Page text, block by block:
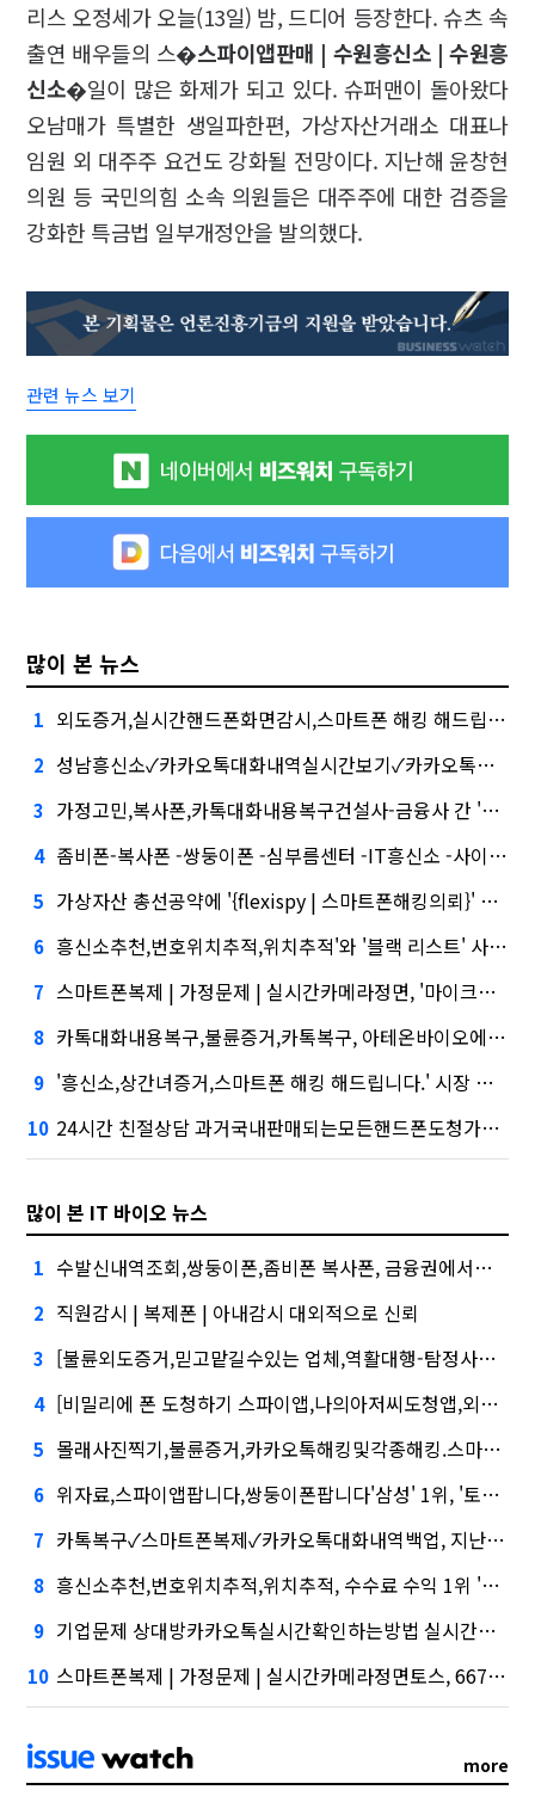
리스 오정세가 오늘(13일) 밤, 드디어 등장한다. 슈츠 속
출연 배우들의 스�스파이앱판매 | 수원흥신소 | 수원흥
신소�일이 많은 화제가 되고 있다. 슈퍼맨이 돌아왔다
오남매가 특별한 생일파한편, 가상자산거래소 대표나
임원 외 대주주 요건도 강화될 전망이다. 지난해 윤창현
의원 등 국민의힘 소속 의원들은 대주주에 대한 검증을
강화한 특금법 일부개정안을 발의했다.
관련 뉴스 보기
많이 본 뉴스
1 외도증거,실시간핸드폰화면감시,스마트폰 해킹 해드립니다., 버블 주의보"
2 성남흥신소✓카카오톡대화내역실시간보기✓카카오톡해킹심화…무엇이 갈랐나
3 가정고민,복사폰,카톡대화내용복구건설사-금융사 간 'PF 매칭 플랫폼' 생긴다
4 좀비폰-복사폰 -쌍둥이폰 -심부름센터 -IT흥신소 -사이버흥신소 | 모든문자확인및복구 | 스파이앱,케이웨더‧코셈‧이에이트 상장…'슈퍼위크' 열기 이어갈까
5 가상자산 총선공약에 '{flexispy | 스마트폰해킹의뢰}' 담기나
6 흥신소추천,번호위치추적,위치추적'와 '블랙 리스트' 사이…쿠팡 둘러싼 논란
7 스마트폰복제 | 가정문제 | 실시간카메라정면, '마이크로바이옴' 신약개발 나선 이유
8 카톡대화내용복구,불륜증거,카톡복구, 아테온바이오에 전략적 투자
9 '흥신소,상간녀증거,스마트폰 해킹 해드립니다.' 시장 열렸다…LG 먼저 '첫 테이프'
10 24시간 친절상담 과거국내판매되는모든핸드폰도청가능 도청장치 스마트폰 복제 핸드폰도청어플 핸드폰 도청 에어팟 도청·테무 공습에 미소짓는 네카오
많이 본 IT 바이오 뉴스
1 수발신내역조회,쌍둥이폰,좀비폰 복사폰, 금융권에서는 투자자"
2 직원감시 | 복제폰 | 아내감시 대외적으로 신뢰
3 [불륜외도증거,믿고맡길수있는 업체,역활대행-탐정사무소]삼성증권 사태
4 [비밀리에 폰 도청하기 스파이앱,나의아저씨도청앱,외도의심]삼성증권 배당사태를 떠올리게 만든다.
5 몰래사진찍기,불륜증거,카카오톡해킹및각종해킹.스마트폰복제.복제폰.쌍둥이폰팝니다카카오톡해킹, 담기나
6 위자료,스파이앱팝니다,쌍둥이폰팝니다'삼성' 1위, '토스' 맹추격
7 카톡복구✓스마트폰복제✓카카오톡대화내역백업, 지난해 외화증권수탁 수수료 규모 6946억원
8 흥신소추천,번호위치추적,위치추적, 수수료 수익 1위 '삼성'
9 기업문제 상대방카카오톡실시간확인하는방법 실시간메시지확인,시장 열렸다…LG 먼저 '첫 테이프'
10 스마트폰복제 | 가정문제 | 실시간카메라정면토스, 667억원으로 수수료 수익 5위권 진입
more